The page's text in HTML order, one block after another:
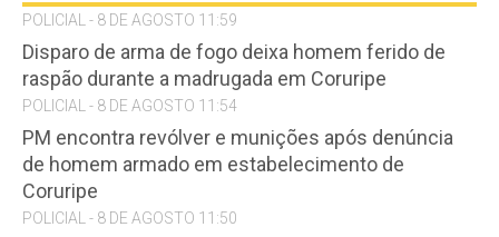
POLICIAL - 8 DE AGOSTO 11:59
Disparo de arma de fogo deixa homem ferido de
raspão durante a madrugada em Coruripe
POLICIAL - 8 DE AGOSTO 11:54
PM encontra revólver e munições após denúncia
de homem armado em estabelecimento de
Coruripe
POLICIAL - 8 DE AGOSTO 11:50